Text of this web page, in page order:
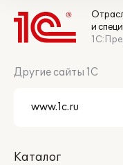
и
Другие сайты 1С
Каталог